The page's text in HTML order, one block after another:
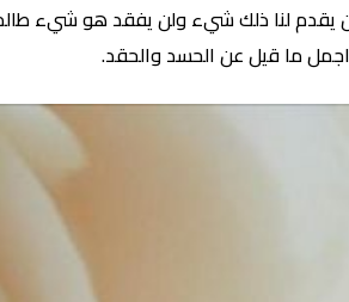
لنا ذلك شيء ولن يفقد هو شيء
ما قيل عن الحسد والحقد.